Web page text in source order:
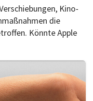
Kino-
die
Könnte Apple